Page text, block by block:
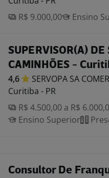
R$ 9.000,00
Ensino
SUPERVISOR(A) DE
CAMINHÕES -
4,6 SERVOPA SA
Curitiba - PR
R$ 4.500,00 a R$
Ensino Superior
Consultor De